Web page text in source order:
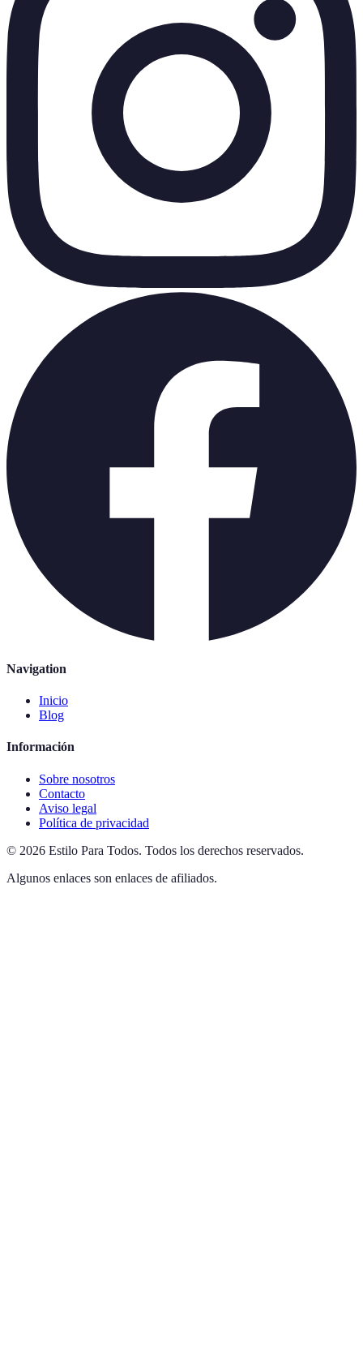
Navigation
Inicio
Blog
Información
Sobre nosotros
Contacto
Aviso legal
Política de privacidad
© 2026 Estilo Para Todos. Todos los derechos reservados.
Algunos enlaces son enlaces de afiliados.